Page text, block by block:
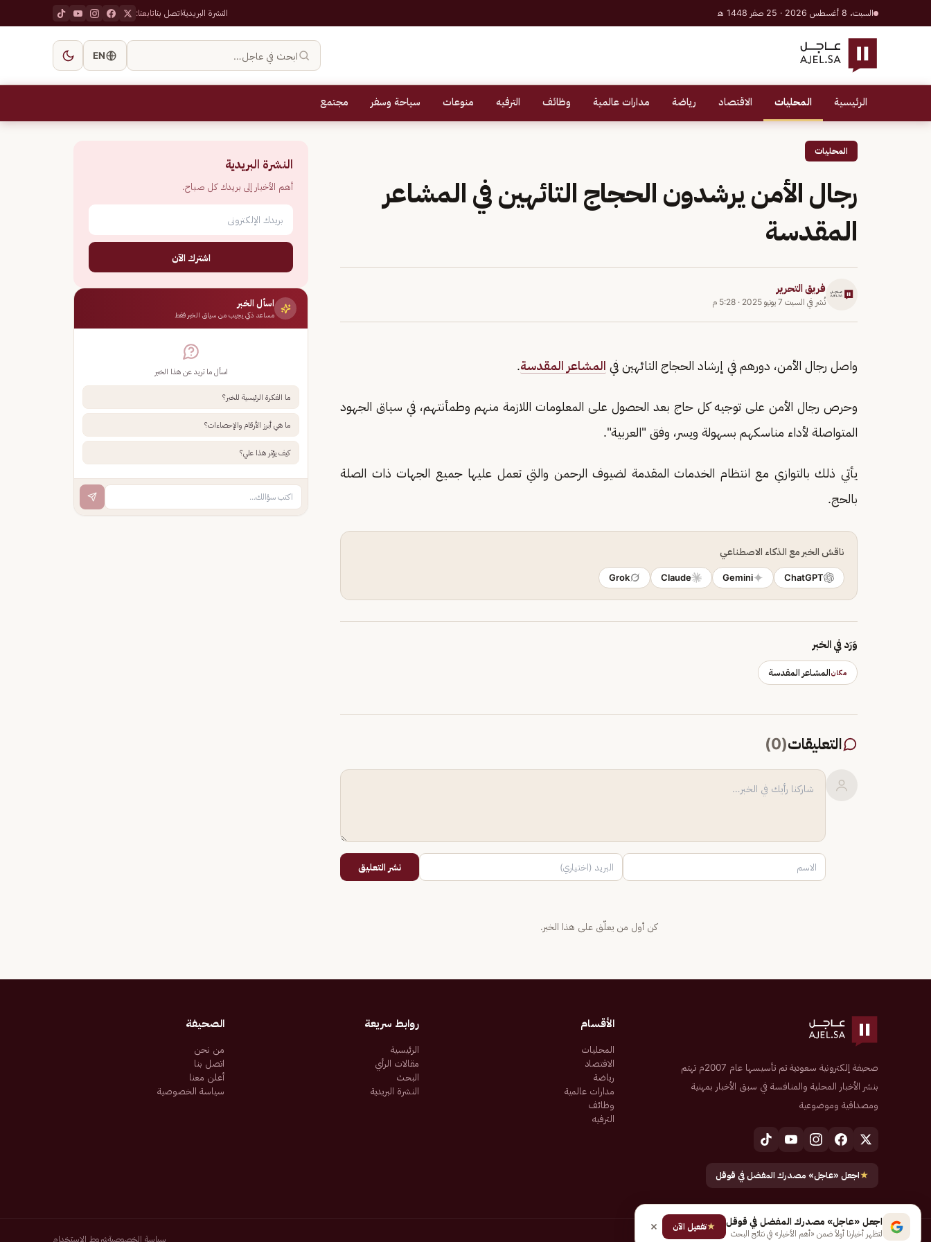
السبت، 8 أغسطس 2026 · 25 صفر 1448 هـ النشرة البريديةاتصل بناتابعنا:
ابحث في عاجل… EN
الرئيسية المحليات الاقتصاد رياضة مدارات عالمية وظائف الترفيه منوعات سياحة وسفر مجتمع
المحليات
رجال الأمن يرشدون الحجاج التائهين في المشاعر
المقدسة
فريق التحرير
نُشر في السبت 7 يونيو 2025 · 5:28 م
واصل رجال الأمن، دورهم في إرشاد الحجاج التائهين في المشاعر المقدسة.
وحرص رجال الأمن على توجيه كل حاج بعد الحصول على المعلومات اللازمة منهم وطمأنتهم، في سياق الجهود
المتواصلة لأداء مناسكهم بسهولة ويسر، وفق "العربية".
يأتي ذلك بالتوازي مع انتظام الخدمات المقدمة لضيوف الرحمن والتي تعمل عليها جميع الجهات ذات الصلة
بالحج.
ناقش الخبر مع الذكاء الاصطناعي
ChatGPT
Gemini
Claude
Grok
وَرَد في الخبر
مكانالمشاعر المقدسة
التعليقات(
0
)
نشر التعليق
كن أول من يعلّق على هذا الخبر.
النشرة البريدية
أهم الأخبار إلى بريدك كل صباح.
اشترك الآن
اسأل الخبر
مساعد ذكي يجيب من سياق الخبر فقط
اسأل ما تريد عن هذا الخبر
ما الفكرة الرئيسية للخبر؟
ما هي أبرز الأرقام والإحصاءات؟
كيف يؤثر هذا علي؟
صحيفة إلكترونية سعودية تم تأسيسها عام 2007م تهتم
بنشر الأخبار المحلية والمنافسة في سبق الأخبار بمهنية
ومصداقية وموضوعية
★اجعل «عاجل» مصدرك المفضل في قوقل
الأقسام
المحليات
الاقتصاد
رياضة
مدارات عالمية
وظائف
الترفيه
روابط سريعة
الرئيسية
مقالات الرأي
البحث
النشرة البريدية
الصحيفة
من نحن
اتصل بنا
أعلن معنا
سياسة الخصوصية
جميع الحقوق محفوظة لـ شركة إيجاز للنشر الإلكتروني المالكة لصحيفة عاجل سياسة الخصوصيةشروط الاستخدام
اجعل «عاجل» مصدرك المفضل في قوقل
لتظهر أخبارنا أولاً ضمن «أهم الأخبار» في نتائج البحث
★تفعيل الآن